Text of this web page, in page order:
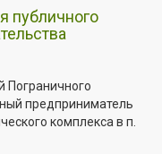
публичного
Пограничного
предприниматель
комплекса в п.